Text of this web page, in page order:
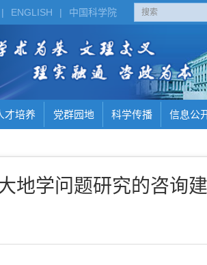
中国科学院
|
ENGLISH
|
才培养 党群园地 科学传播 信息公
地学问题研究的咨询